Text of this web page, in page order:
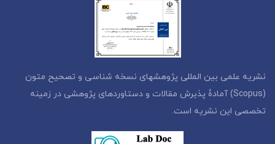
نشریه علمی بین المللی پژوهشهای نسخه شناسی و تصحیح متون
(Scopus) آمادۀ پذیرش مقالات و دستاوردهای پژوهشی در زمینه
تخصصی این نشریه است.